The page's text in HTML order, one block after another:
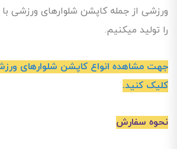
ورزشی از جمله کاپشن شلوارهای ورزشی
را تولید میکنیم.
جهت مشاهده انواع کاپشن شلوارهای
کلیک کنید.
نحوه سفارش